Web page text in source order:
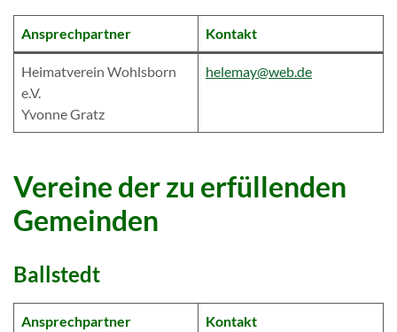
Ansprechpartner Kontakt
Heimatverein Wohlsborn
e.V.
Yvonne Gratz
helemay@web.de
Vereine der zu erfüllenden
Gemeinden
Ballstedt
Ansprechpartner Kontakt